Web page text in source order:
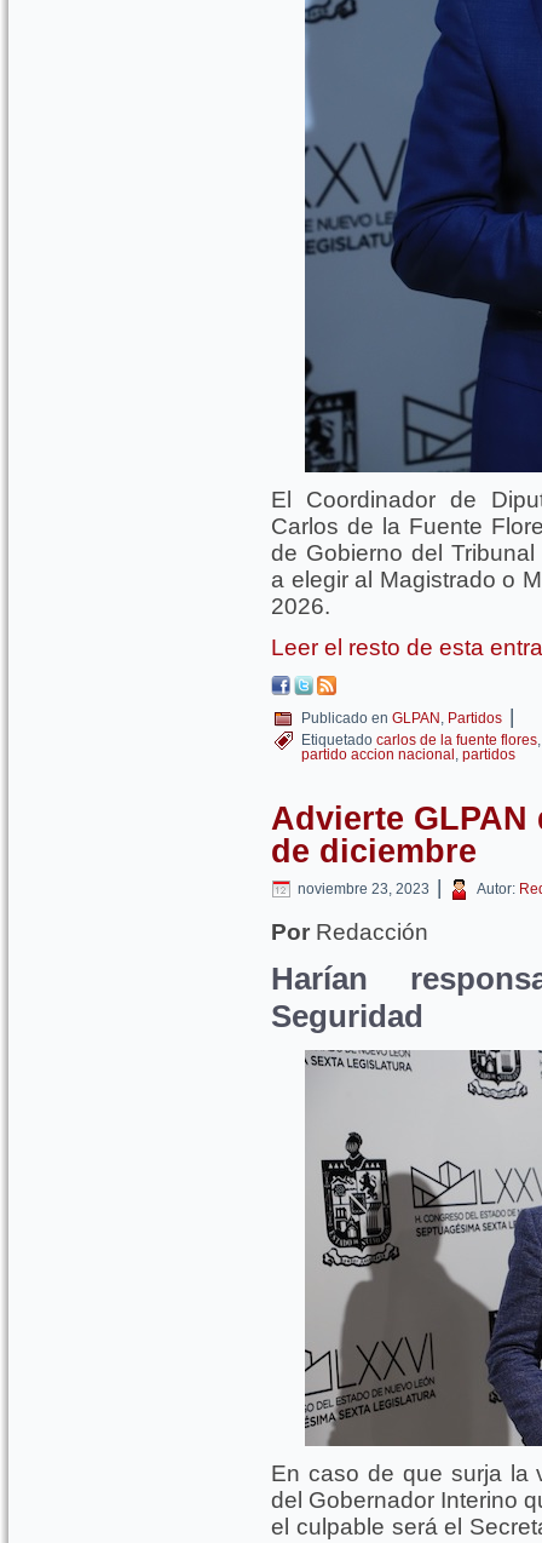
El Coordinador de
Carlos de la Fuente
de Gobierno del
a elegir al Magistrado o
2026.
Leer el resto de esta
Publicado en GLPAN , Partidos |
Etiquetado carlos de la fuente flores
partido accion nacional , partidos
Advierte
de diciembre
noviembre 23, 2023 | Autor:
Por Redacción
Harían
Seguridad
En caso de que surja la
del Gobernador Interino
el culpable será el